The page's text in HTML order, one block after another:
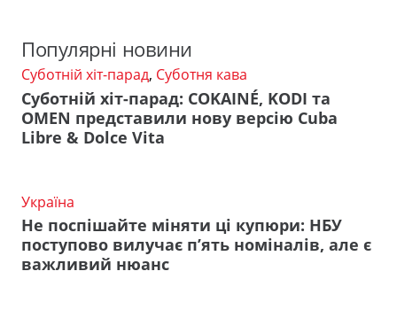
Популярні новини
Суботній хіт-парад, Суботня кава
Суботній хіт-парад: COKAINÉ, KODI та
OMEN представили нову версію Cuba
Libre & Dolce Vita
Україна
Не поспішайте міняти ці купюри: НБУ
поступово вилучає п’ять номіналів, але є
важливий нюанс